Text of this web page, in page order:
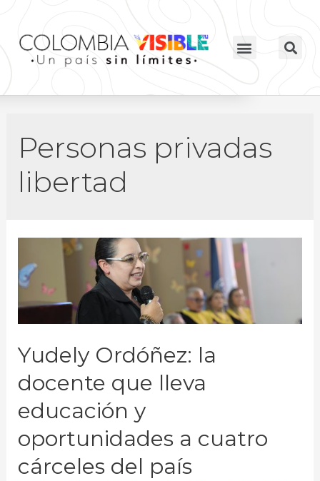
Personas privadas
libertad
Yudely Ordóñez: la
docente que lleva
educación y
oportunidades a cuatro
cárceles del país